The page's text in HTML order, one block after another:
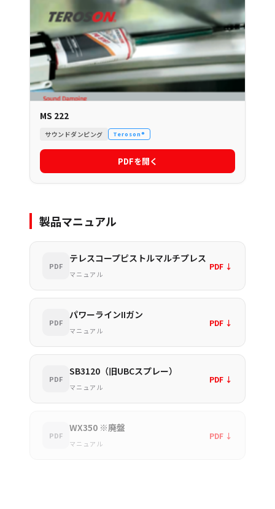
MS 222
サウンドダンピング Teroson®
PDFを開く
製品マニュアル
PDF
テレスコープピストルマルチプレス
マニュアル
PDF ↓
PDF
パワーラインIIガン
マニュアル
PDF ↓
PDF
SB3120（旧UBCスプレー）
マニュアル
PDF ↓
PDF
WX350 ※廃盤
マニュアル
PDF ↓